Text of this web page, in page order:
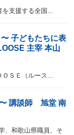
支援する全国…
子どもたちに表
主宰 本山
ＳＥ（ルース…
講談師 旭堂 南
、和歌山県職員、そ